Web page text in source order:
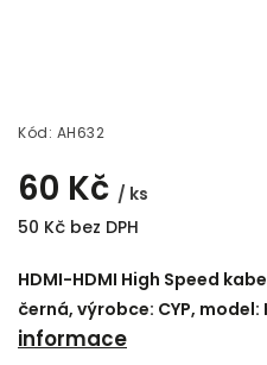
Kód: AH632
60 Kč / ks
50 Kč bez DPH
HDMI-HDMI High Speed
černá, výrobce: CYP, model:
informace